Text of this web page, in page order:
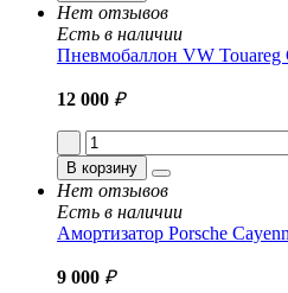
Нет отзывов
Есть в наличии
Пневмобаллон VW
12 000 ₽
В корзину
Нет отзывов
Есть в наличии
Амортизатор Porsche
9 000 ₽